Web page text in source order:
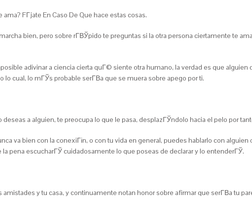
FГ­jate En Caso De Que hace estas cosas.
bien, pero sobre rГ­ВЎpido te preguntas si la otra persona ciertamente te
adivinar a ciencia cierta quГ© siente otra humano, la verdad es que
lo cual, lo mГЎs probable serГ­В­a que se muera sobre apego por ti.
a alguien, te preocupa lo que le pasa, desplazГЎndolo hacia el pelo por
va bien con la conexiГіn, o con tu vida en general, puedes hablarlo con
pena escucharГЎ cuidadosamente lo que poseas de declarar y lo entenderГЎ.
y tu casa, y continuamente notan honor sobre afirmar que serГ­В­a tu